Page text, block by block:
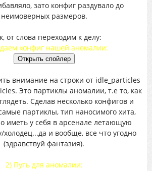
зато конфиг раздувало до
неимоверных размеров.
от слова переходим к делу:
конфиг нашей аномалии:
внимание на строки от idle_particles
Это партиклы аномалии, т.е то, как
Сделав несколько конфигов и
партиклы, тип наносимого хита,
иметь у себя в арсенале летающую
холодец...да и вообще, все что угодно
(здравствуй фантазия).
2) Путь для аномалии: